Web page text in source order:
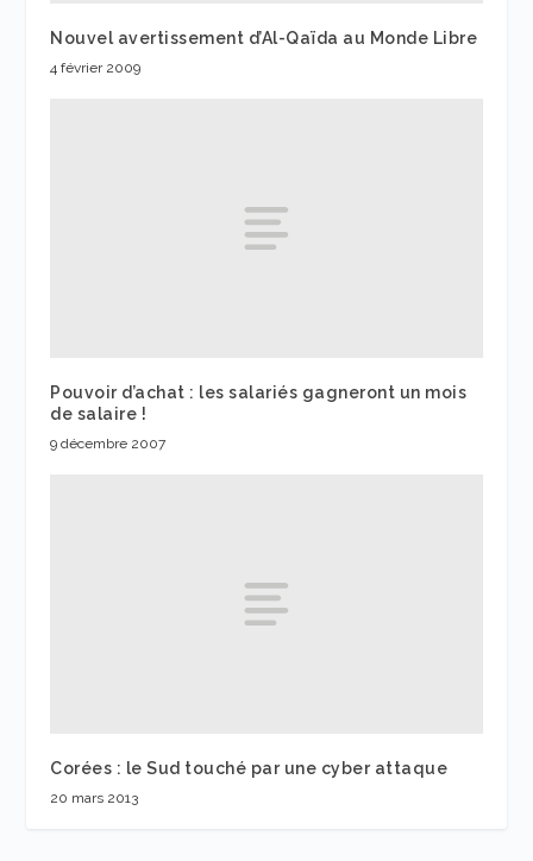
Nouvel avertissement d’Al-Qaïda au Monde Libre
4 février 2009
Pouvoir d’achat : les salariés gagneront un mois
de salaire !
9 décembre 2007
Corées : le Sud touché par une cyber attaque
20 mars 2013